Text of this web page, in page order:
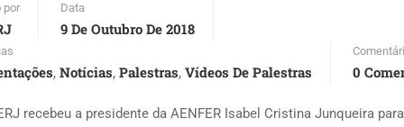
por Data
9 De Outubro De 2018
, Notícias, Palestras, Vídeos De Palestras 0
recebeu a presidente da AENFER Isabel Cristina Junqueira para